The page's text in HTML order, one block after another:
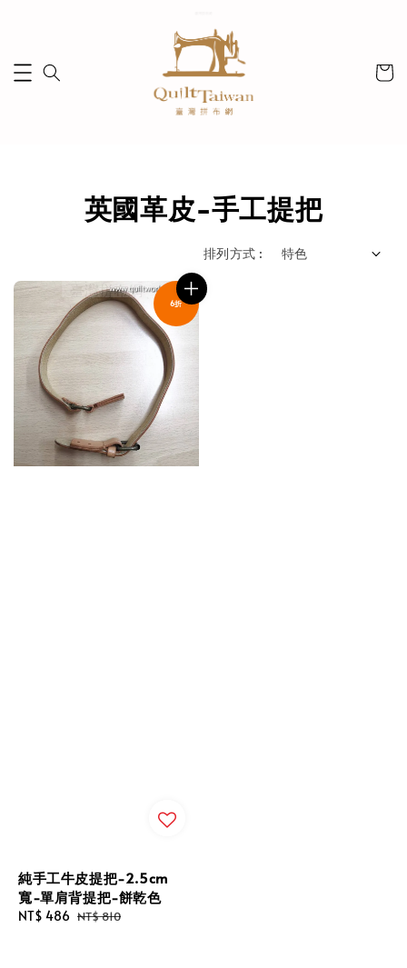
英國革皮-手工提把
排列方式 :
6折
純手工牛皮提把-2.5cm
寬-單肩背提把-餅乾色
Sale
NT$ 486 Regular
NT$ 810